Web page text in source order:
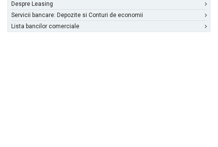
Despre Leasing
Servicii bancare: Depozite si Conturi de economii
Lista bancilor comerciale